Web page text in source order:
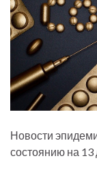
Новости
состоянию на 13